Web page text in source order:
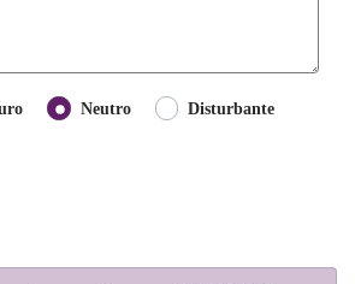
Neutro Disturbante